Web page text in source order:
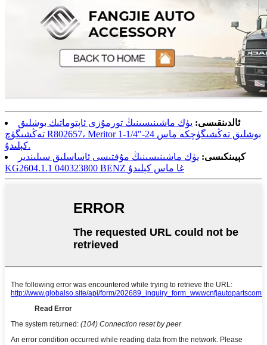
ئالدىنقىسى: يۈك ماشىنىسىنىڭ تورمۇزى ئاپتوماتىك بوشلىق
تەڭشىگۈچ R802657، Meritor 1-1/4″-24 بوشلىق تەڭشىگۈچكە ماس
كېلىدۇ.
كېيىنكىسى: يۈك ماشىنىسىنىڭ مۇفتىسى ئاساسلىق سىلىندىر
KG2604.1.1 040323800 BENZ غا ماس كېلىدۇ